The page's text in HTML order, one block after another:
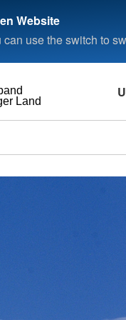
Website
use the switch to
Land